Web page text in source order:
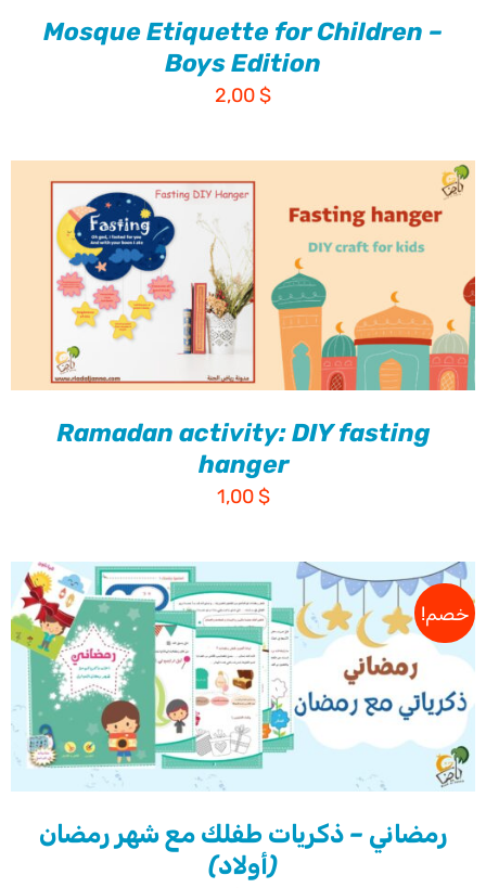
Mosque Etiquette for Children –
Boys Edition
2,00$
Ramadan activity: DIY fasting
hanger
1,00$
خصم!
رمضاني – ذكريات طفلك مع شهر رمضان
(أولاد)